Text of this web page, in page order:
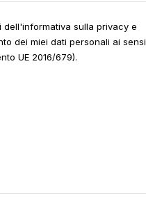
dell'informativa sulla privacy e
dei miei dati personali ai sensi
UE 2016/679).